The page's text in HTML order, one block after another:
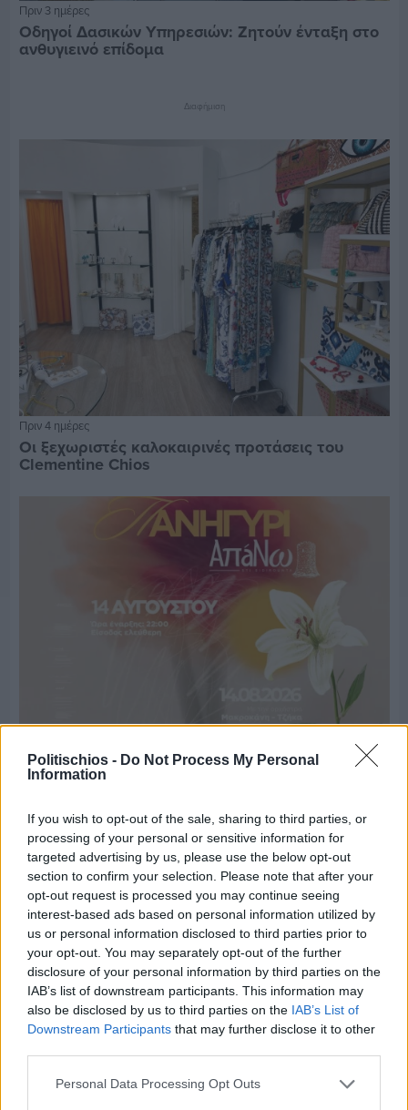
Politischios - Do Not Process My Personal
Information
If you wish to opt-out of the sale, sharing to third parties, or
processing of your personal or sensitive information for
targeted advertising by us, please use the below opt-out
section to confirm your selection. Please note that after your
opt-out request is processed you may continue seeing
interest-based ads based on personal information utilized by
us or personal information disclosed to third parties prior to
your opt-out. You may separately opt-out of the further
disclosure of your personal information by third parties on the
IAB’s list of downstream participants. This information may
also be disclosed by us to third parties on the IAB’s List of
Downstream Participants that may further disclose it to other
Personal Data Processing Opt Outs
Πριν 3 ημέρες
Οδηγοί Δασικών Υπηρεσιών: Ζητούν ένταξη στο
ανθυγιεινό επίδομα
Διαφήμιση
Πριν 4 ημέρες
Οι ξεχωριστές καλοκαιρινές προτάσεις του
Clementine Chios
Πριν 4 ημέρες
πανηγύρι στη Σιδηρούντα